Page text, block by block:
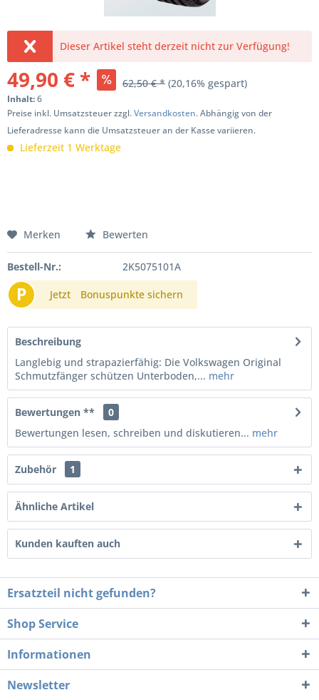
Dieser Artikel steht derzeit nicht zur Verfügung!
49,90 € * 62,50 € * (20,16% gespart)
Inhalt:6
Preise inkl. Umsatzsteuer zzgl.Versandkosten. Abhängig von der
Lieferadresse kann die Umsatzsteuer an der Kasse variieren.
Lieferzeit 1 Werktage
Merken Bewerten
Bestell-Nr.: 2K5075101A
P Jetzt Bonuspunkte sichern
Beschreibung
Langlebig und strapazierfähig: Die Volkswagen Original
Schmutzfänger schützen Unterboden,... mehr
Bewertungen **
0
Bewertungen lesen, schreiben und diskutieren... mehr
Zubehör 1
Ähnliche Artikel
Kunden kauften auch
Ersatzteil nicht gefunden?
Shop Service
Informationen
Newsletter